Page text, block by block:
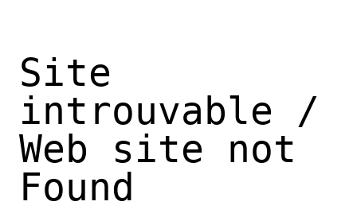
Site
introuvable /
Web site not
Found